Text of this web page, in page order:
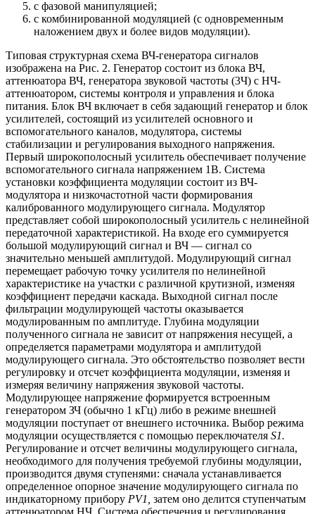
с фазовой манипуляцией;
с комбинированной модуляцией (с одновременным
наложением двух и более видов модуляции).
Типовая структурная схема ВЧ-генератора сигналов
изображена на Рис. 2. Генератор состоит из блока ВЧ,
аттенюатора ВЧ, генератора звуковой частоты (3Ч) с НЧ-
аттенюатором, системы контроля и управления и блока
питания. Блок ВЧ включает в себя задающий генератор и блок
усилителей, состоящий из усилителей основного и
вспомогательного каналов, модулятора, системы
стабилизации и регулирования выходного напряжения.
Первый широкополосный усилитель обеспечивает получение
вспомогательного сигнала напряжением 1В. Система
установки коэффициента модуляции состоит из ВЧ-
модулятора и низкочастотной части формирования
калиброванного модулирующего сигнала. Модулятор
представляет собой широкополосный усилитель с нелинейной
передаточной характеристикой. На входе его суммируется
большой модулирующий сигнал и ВЧ — сигнал со
значительно меньшей амплитудой. Модулирующий сигнал
перемещает рабочую точку усилителя по нелинейной
характеристике на участки с различной крутизной, изменяя
коэффициент передачи каскада. Выходной сигнал после
фильтрации модулирующей частоты оказывается
модулированным по амплитуде. Глубина модуляции
полученного сигнала не зависит от напряжения несущей, а
определяется параметрами модулятора и амплитудой
модулирующего сигнала. Это обстоятельство позволяет вести
регулировку и отсчет коэффициента модуляции, изменяя и
измеряя величину напряжения звуковой частоты.
Модулирующее напряжение формируется встроенным
генератором ЗЧ (обычно 1 кГц) либо в режиме внешней
модуляции поступает от внешнего источника. Выбор режима
модуляции осуществляется с помощью переключателя S1.
Регулирование и отсчет величины модулирующего сигнала,
необходимого для получения требуемой глубины модуляции,
производится двумя ступенями: сначала устанавливается
определенное опорное значение модулирующего сигнала по
индикаторному прибору PV1, затем оно делится ступенчатым
аттенюатором НЧ. Система обеспечения и регулирования